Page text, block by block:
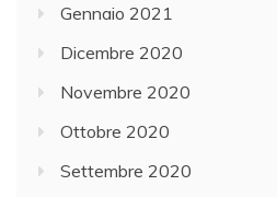
Gennaio 2021
Dicembre 2020
Novembre 2020
Ottobre 2020
Settembre 2020